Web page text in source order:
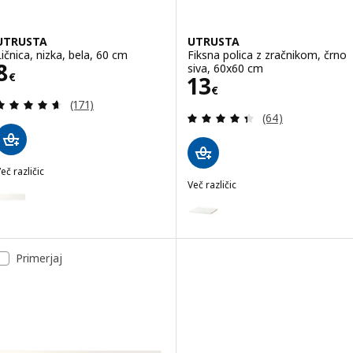
nizka, bela, 60 cm
€ 8€
Pregled: 4.6 iz 5 zvezde. Skupno število
(171)
različic
UTRUSTA, Ličnica, nizka, bela, 40 cm
UTRUSTA
Fiksna polica z zračnikom, črno
siva, 60x60 cm
13€
Cena 13€
Pregled: 4.4 iz
(64)
Več različic
Primerjaj